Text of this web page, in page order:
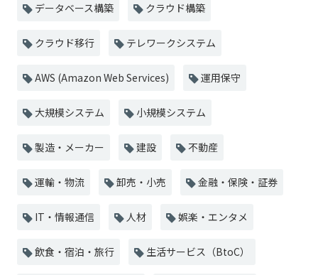
データベース構築 クラウド構築
クラウド移行 テレワークシステム
AWS (Amazon Web Services) 運用保守
大規模システム 小規模システム
製造・メーカー 建設 不動産
運輸・物流 卸売・小売 金融・保険・証券
IT・情報通信 人材 娯楽・エンタメ
飲食・宿泊・旅行 生活サービス（BtoC）